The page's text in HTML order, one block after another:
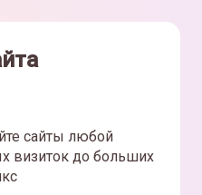
сайты любой
визиток до больших